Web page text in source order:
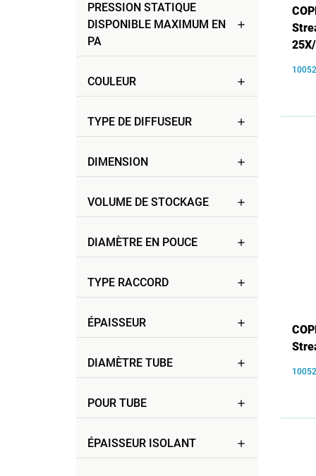
PRESSION STATIQUE
DISPONIBLE MAXIMUM EN
PA
add
COULEUR add
TYPE DE DIFFUSEUR add
DIMENSION add
VOLUME DE STOCKAGE add
DIAMÈTRE EN POUCE add
TYPE RACCORD add
ÉPAISSEUR add
DIAMÈTRE TUBE add
POUR TUBE add
ÉPAISSEUR ISOLANT add